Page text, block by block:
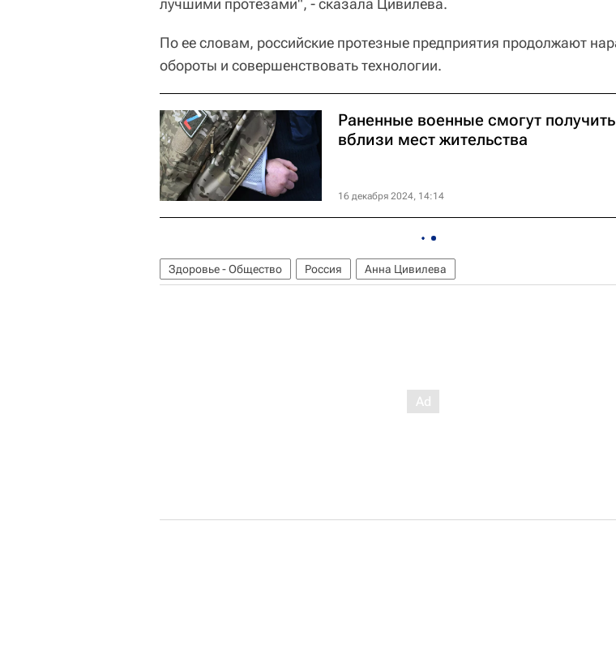
По ее словам, российские протезные предприятия продолжают
обороты и совершенствовать технологии.
Раненные военные смогут
вблизи мест жительства
16 декабря 2024, 14:14
Здоровье - Общество Россия Анна Цивилева